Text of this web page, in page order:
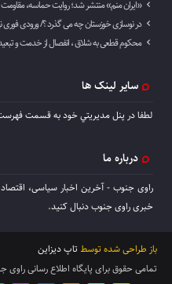
«ایران منم» منتشر شد؛ روایت حماسه،
در نوسازی خوزستان چه می گذرد ؟/ ورودی فوری
محکوم قطعی به شلاق ، انفصال از خدمت و تبعید
سایر لینک ها
لطفا در پنل مديريتي خود به قسمت
درباره ما
راوی جنوب - آخرین اخبار سیاسی،
خبری راوی جنوب دنبال کنید.
باز طراحی شده توسط تاپ دیزاین
تمامی حقوق برای پایگاه اطلاع رسانی